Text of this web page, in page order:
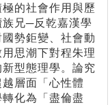
的社會作用與歷
兄─反乾嘉漢學
勢鉅變、社會動
思潮下對程朱理
型態理學。論究
層面「心性體
化為「盡倫盡